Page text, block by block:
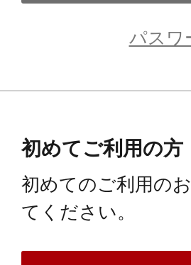
パスワ
初めてご利用の方
初めてのご利用の
てください。